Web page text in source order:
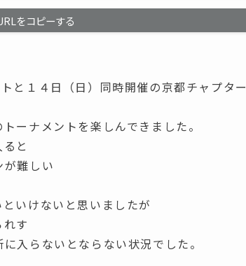
をコピーする
と１４日（日）同時開催の京都チャプター
ーナメントを楽しんできました。
と
難しい
いけないと思いましたが
す
入らないとならない状況でした。